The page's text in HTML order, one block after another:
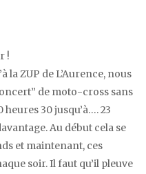
!
la ZUP de L’Aurence, nous
de moto-cross sans
30 jusqu’à…. 23
Au début cela se
et maintenant, ces
soir. Il faut qu’il pleuve